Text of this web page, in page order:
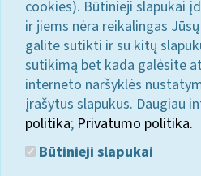
cookies). Būtinieji slapukai
ir jiems nėra reikalingas
galite sutikti ir su kitų
sutikimą bet kada galėsite
interneto naršyklės
įrašytus slapukus. Daugiau
politika; Privatumo politika.
Būtinieji slapukai